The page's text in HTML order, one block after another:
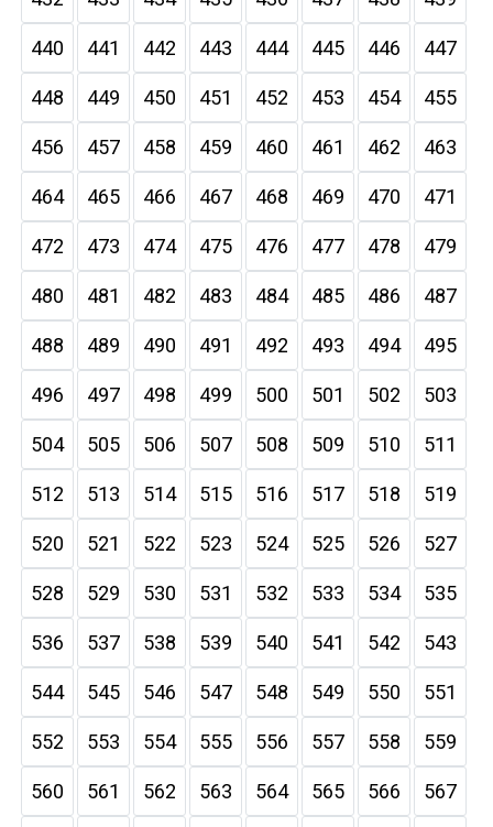
440 441 442 443 444 445 446 447
448 449 450 451 452 453 454 455
456 457 458 459 460 461 462 463
464 465 466 467 468 469 470 471
472 473 474 475 476 477 478 479
480 481 482 483 484 485 486 487
488 489 490 491 492 493 494 495
496 497 498 499 500 501 502 503
504 505 506 507 508 509 510 511
512 513 514 515 516 517 518 519
520 521 522 523 524 525 526 527
528 529 530 531 532 533 534 535
536 537 538 539 540 541 542 543
544 545 546 547 548 549 550 551
552 553 554 555 556 557 558 559
560 561 562 563 564 565 566 567